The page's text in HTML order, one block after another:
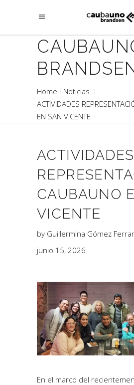
Home
Noticias
ACTIVIDADES
EN SAN VICENTE
ACTIVIDADES
CAUBAUNO
VICENTE
by Guillermina Gómez
junio 15, 2026
En el marco del